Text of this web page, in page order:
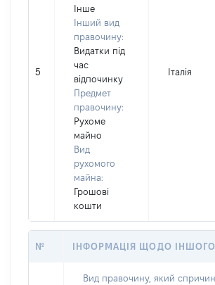
5
Інше
Інший вид
правочину:
Видатки під
час
відпочинку
Предмет
правочину:
Рухоме
майно
Вид
рухомого
майна:
Грошові
кошти
Італія
№ ІНФОРМАЦІЯ ЩОДО
Вид правочину, який